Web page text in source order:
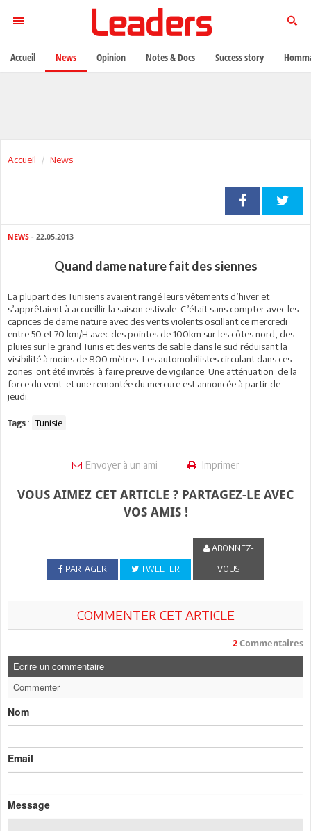
Accueil News
NEWS - 22.05.2013
Quand dame nature fait des siennes
La plupart des Tunisiens avaient rangé leurs vêtements d’hiver et
s’apprêtaient à accueillir la saison estivale. C’était sans compter avec les
caprices de dame nature avec des vents violents oscillant ce mercredi
entre 50 et 70 km/H avec des pointes de 100km sur les côtes nord, des
pluies sur le grand Tunis et des vents de sable dans le sud réduisant la
visibilité à moins de 800 mètres. Les automobilistes circulant dans ces
zones ont été invités à faire preuve de vigilance. Une atténuation de la
force du vent et une remontée du mercure est annoncée à partir de
jeudi.
Tags : Tunisie
Envoyer à un ami Imprimer
VOUS AIMEZ CET ARTICLE ? PARTAGEZ-LE AVEC
VOS AMIS !
PARTAGER TWEETER
ABONNEZ-
VOUS
COMMENTER CET ARTICLE
2 Commentaires
Ecrire un commentaire
Commenter
Nom
Email
Message
Accueil News Opinion Notes & Docs Success story